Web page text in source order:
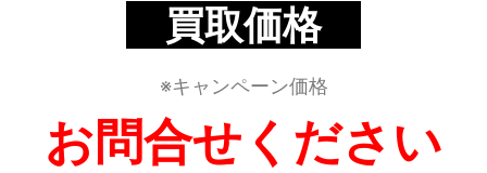
買取価格
※キャンペーン価格
お問合せください